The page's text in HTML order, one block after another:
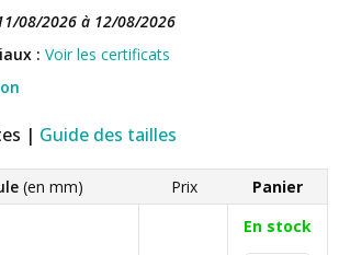
08/2026 à 12/08/2026
: Voir les certificats
| Guide des tailles
(en mm) Prix Panier
En stock